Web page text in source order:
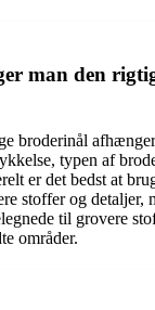
man den
broderinål
typen af
er det bedst at
stoffer og detaljer,
til grovere
områder.